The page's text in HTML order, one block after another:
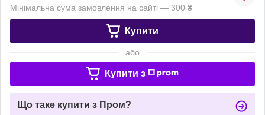
Мінімальна сума замовлення на сайті — 300 ₴
Купити
або
Купити з
Що таке купити з Пром?